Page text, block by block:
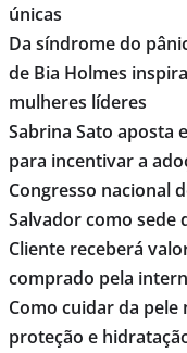
únicas
Da síndrome do
de Bia Holmes
mulheres líderes
Sabrina Sato aposta
para incentivar a
Congresso nacional
Salvador como sede
Cliente receberá
comprado pela
Como cuidar da
proteção e